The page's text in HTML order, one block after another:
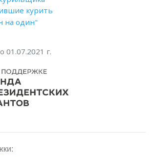
курить
на один"
01.07.2021 г.